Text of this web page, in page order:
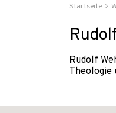
Startseite
Rudolf
Theologie